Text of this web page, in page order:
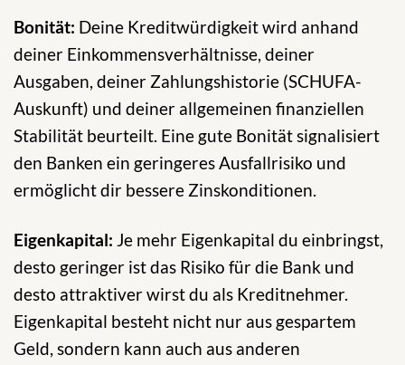
Bonität: Deine Kreditwürdigkeit wird anhand
deiner Einkommensverhältnisse, deiner
Ausgaben, deiner Zahlungshistorie (SCHUFA-
Auskunft) und deiner allgemeinen finanziellen
Stabilität beurteilt. Eine gute Bonität signalisiert
den Banken ein geringeres Ausfallrisiko und
ermöglicht dir bessere Zinskonditionen.
Eigenkapital: Je mehr Eigenkapital du einbringst,
desto geringer ist das Risiko für die Bank und
desto attraktiver wirst du als Kreditnehmer.
Eigenkapital besteht nicht nur aus gespartem
Geld, sondern kann auch aus anderen